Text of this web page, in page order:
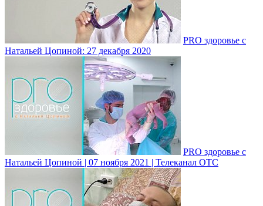
PRO здоровье с
Натальей Цопиной: 27 декабря 2020
PRO здоровье с
Натальей Цопиной | 07 ноября 2021 | Телеканал ОТС